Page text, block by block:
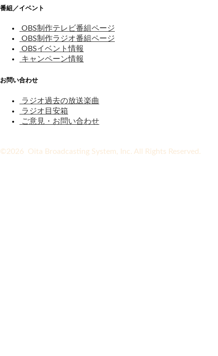
番組／イベント
OBS制作テレビ番組ページ
OBS制作ラジオ番組ページ
OBSイベント情報
キャンペーン情報
お問い合わせ
ラジオ過去の放送楽曲
ラジオ目安箱
ご意見・お問い合わせ
©2026 Oita Broadcasting System, Inc. All Rights Reserved.